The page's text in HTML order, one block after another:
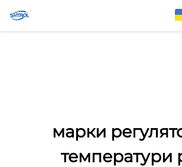
Зв'яжіться з нами
марки
температури